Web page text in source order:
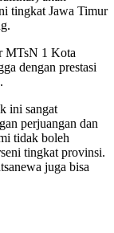
tingkat Jawa Timur
MTsN 1 Kota
dengan prestasi
ini sangat
perjuangan dan
tidak boleh
tingkat provinsi.
juga bisa